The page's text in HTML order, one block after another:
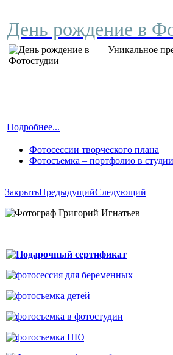
День рождение в
Уникальное
Подробнее...
Фотосессии творческого плана
Фотосъемка – портфолио в студии
ЗакрытьПредыдущийСледующий